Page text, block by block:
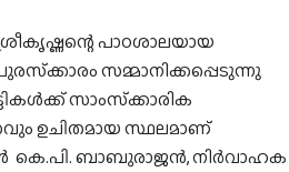
പാഠശാലയായ
സമ്മാനിക്കപ്പെടുന്നു
സാംസ്‌ക്കാരിക
ഉചിതമായ സ്ഥലമാണ്
കെ.പി. ബാബുരാജന്‍, നിര്‍വാഹക